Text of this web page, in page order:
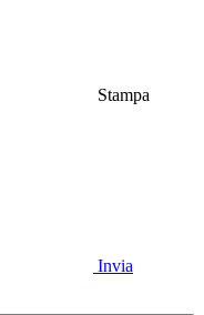
Stampa
Invia